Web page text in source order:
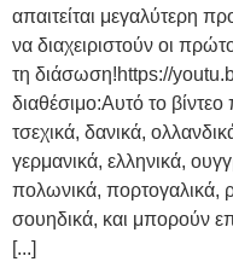
απαιτείται μεγαλύτερη
να διαχειριστούν οι
τη διάσωση!https://
διαθέσιμο:Αυτό το βίντεο
τσεχικά, δανικά,
γερμανικά, ελληνικά,
πολωνικά, πορτογαλικά,
σουηδικά, και μπορούν
[...]